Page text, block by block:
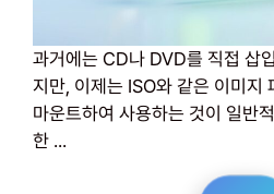
과거에는 CD나 DVD를 직접 삽
지만, 이제는 ISO와 같은 이미지
마운트하여 사용하는 것이 일반
한 ...